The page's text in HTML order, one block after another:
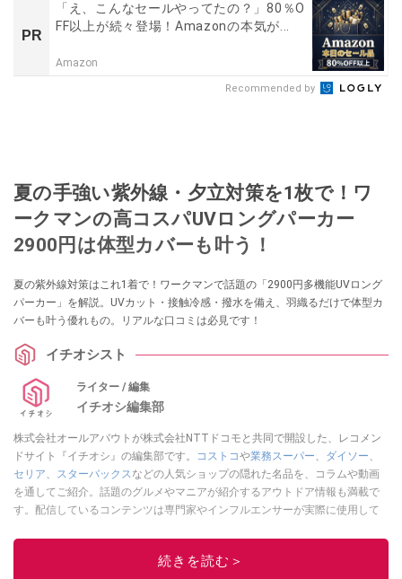
PR
「え、こんなセールやってたの？」80％O
FF以上が続々登場！Amazonの本気が...
Amazon
Recommended by
夏の手強い紫外線・夕立対策を1枚で！ワ
ークマンの高コスパUVロングパーカー
2900円は体型カバーも叶う！
夏の紫外線対策はこれ1着で！ワークマンで話題の「2900円多機能UVロング
パーカー」を解説。UVカット・接触冷感・撥水を備え、羽織るだけで体型カ
バーも叶う優れもの。リアルな口コミは必見です！
イチオシスト
ライター / 編集
イチオシ編集部
株式会社オールアバウトが株式会社NTTドコモと共同で開設した、レコメン
ドサイト『イチオシ』の編集部です。
コストコや業務スーパー、 ダイソー、
セリア、 スターバックスなどの人気ショップの隠れた名品を、コラムや動画
を通してご紹介。話題のグルメやマニアが紹介するアウトドア情報も満載で
す。配信しているコンテンツは専門家やインフルエンサーが実際に使用して
ニュースでフォロー
続きを読む＞